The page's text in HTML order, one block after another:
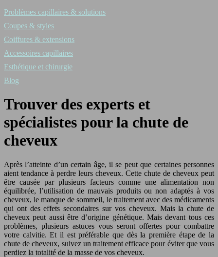
Problèmes capillaires & solutions
Coupes & styles
Coiffures & extensions
Accessoires capillaires
Esthétique et chirurgie
Blog
Trouver des experts et
spécialistes pour la chute de
cheveux
Après l’atteinte d’un certain âge, il se peut que certaines personnes
aient tendance à perdre leurs cheveux. Cette chute de cheveux peut
être causée par plusieurs facteurs comme une alimentation non
équilibrée, l’utilisation de mauvais produits ou non adaptés à vos
cheveux, le manque de sommeil, le traitement avec des médicaments
qui ont des effets secondaires sur vos cheveux. Mais la chute de
cheveux peut aussi être d’origine génétique. Mais devant tous ces
problèmes, plusieurs astuces vous seront offertes pour combattre
votre calvitie. Et il est préférable que dès la première étape de la
chute de cheveux, suivez un traitement efficace pour éviter que vous
perdiez la totalité de la masse de vos cheveux.